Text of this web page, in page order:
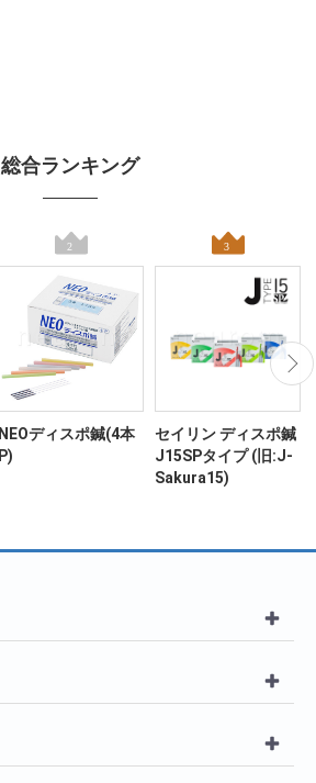
総合ランキング
NEOディスポ鍼(4本
P)
セイリン ディスポ鍼
J15SPタイプ (旧:J-
Sakura15)